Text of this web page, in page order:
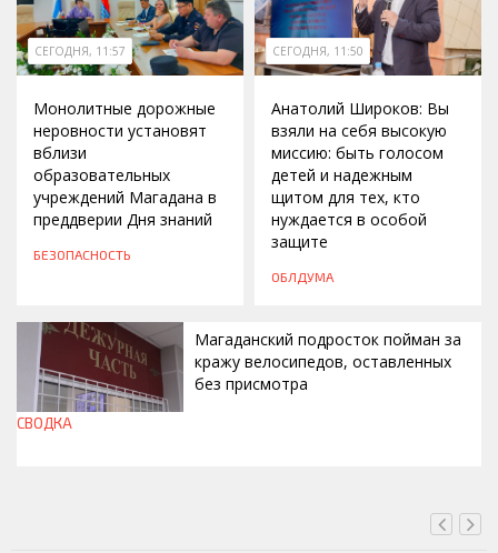
СЕГОДНЯ, 11:57
Монолитные дорожные
неровности установят
вблизи
образовательных
учреждений Магадана в
преддверии Дня знаний
БЕЗОПАСНОСТЬ
СЕГОДНЯ, 11:50
Анатолий Широков: Вы
взяли на себя высокую
миссию: быть голосом
детей и надежным
щитом для тех, кто
нуждается в особой
защите
ОБЛДУМА
Магаданский подросток пойман за
кражу велосипедов, оставленных
без присмотра
СВОДКА